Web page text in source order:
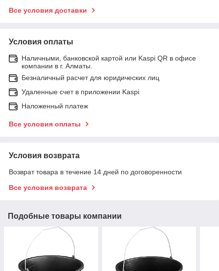
Все условия доставки
Условия оплаты
Наличными, банковской картой или Kaspi QR в офисе
компании в г. Алматы.
Безналичный расчет для юридических лиц
Удаленные счет в приложении Kaspi
Наложенный платеж
Все условия оплаты
Условия возврата
Возврат товара в течение 14 дней по договоренности
Все условия возврата
Подобные товары компании